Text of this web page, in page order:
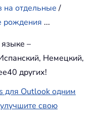
на отдельные/
рождения ...
–
Немецкий,
других!
для Outlook одним
свою